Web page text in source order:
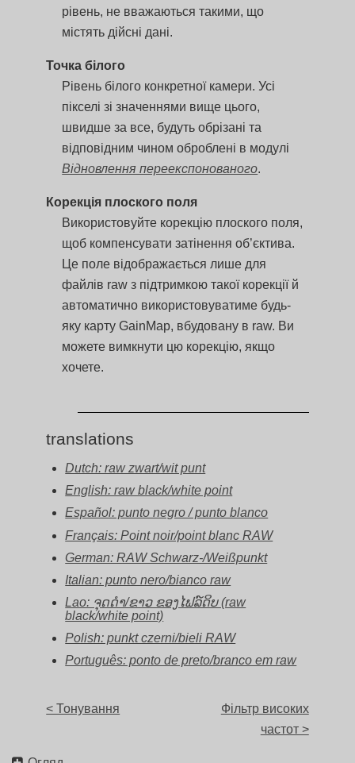
рівень, не вважаються такими, що
містять дійсні дані.
Точка білого
Рівень білого конкретної камери. Усі
пікселі зі значеннями вище цього,
швидше за все, будуть обрізані та
відповідним чином оброблені в модулі
Відновлення переекспонованого.
Корекція плоского поля
Використовуйте корекцію плоского поля,
щоб компенсувати затінення об’єктива.
Це поле відображається лише для
файлів raw з підтримкою такої корекції й
автоматично використовуватиме будь-
яку карту GainMap, вбудовану в raw. Ви
можете вимкнути цю корекцію, якщо
хочете.
translations
Dutch: raw zwart/wit punt
English: raw black/white point
Español: punto negro / punto blanco
Français: Point noir/point blanc RAW
German: RAW Schwarz-/Weißpunkt
Italian: punto nero/bianco raw
Lao: ຈຸດດຳ/ຂາວ ຂອງໄຟລ໌ດິບ (raw
black/white point)
Polish: punkt czerni/bieli RAW
Português: ponto de preto/branco em raw
< Тонування
Фільтр високих
частот >